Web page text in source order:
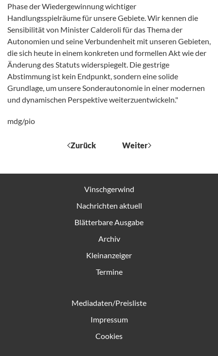
Phase der Wiedergewinnung wichtiger
Handlungsspielräume für unsere Gebiete. Wir kennen die
Sensibilität von Minister Calderoli für das Thema der
Autonomien und seine Verbundenheit mit unseren Gebieten,
die sich heute in einem konkreten und formellen Akt wie der
Änderung des Statuts widerspiegelt. Die gestrige
Abstimmung ist kein Endpunkt, sondern eine solide
Grundlage, um unsere Sonderautonomie in einer modernen
und dynamischen Perspektive weiterzuentwickeln."
mdg/pio
Zurück Weiter
Vinschgerwind
Nachrichten aktuell
Blätterbare Ausgabe
Archiv
Kleinanzeiger
Termine
Mediadaten/Preisliste
Impressum
Cookies